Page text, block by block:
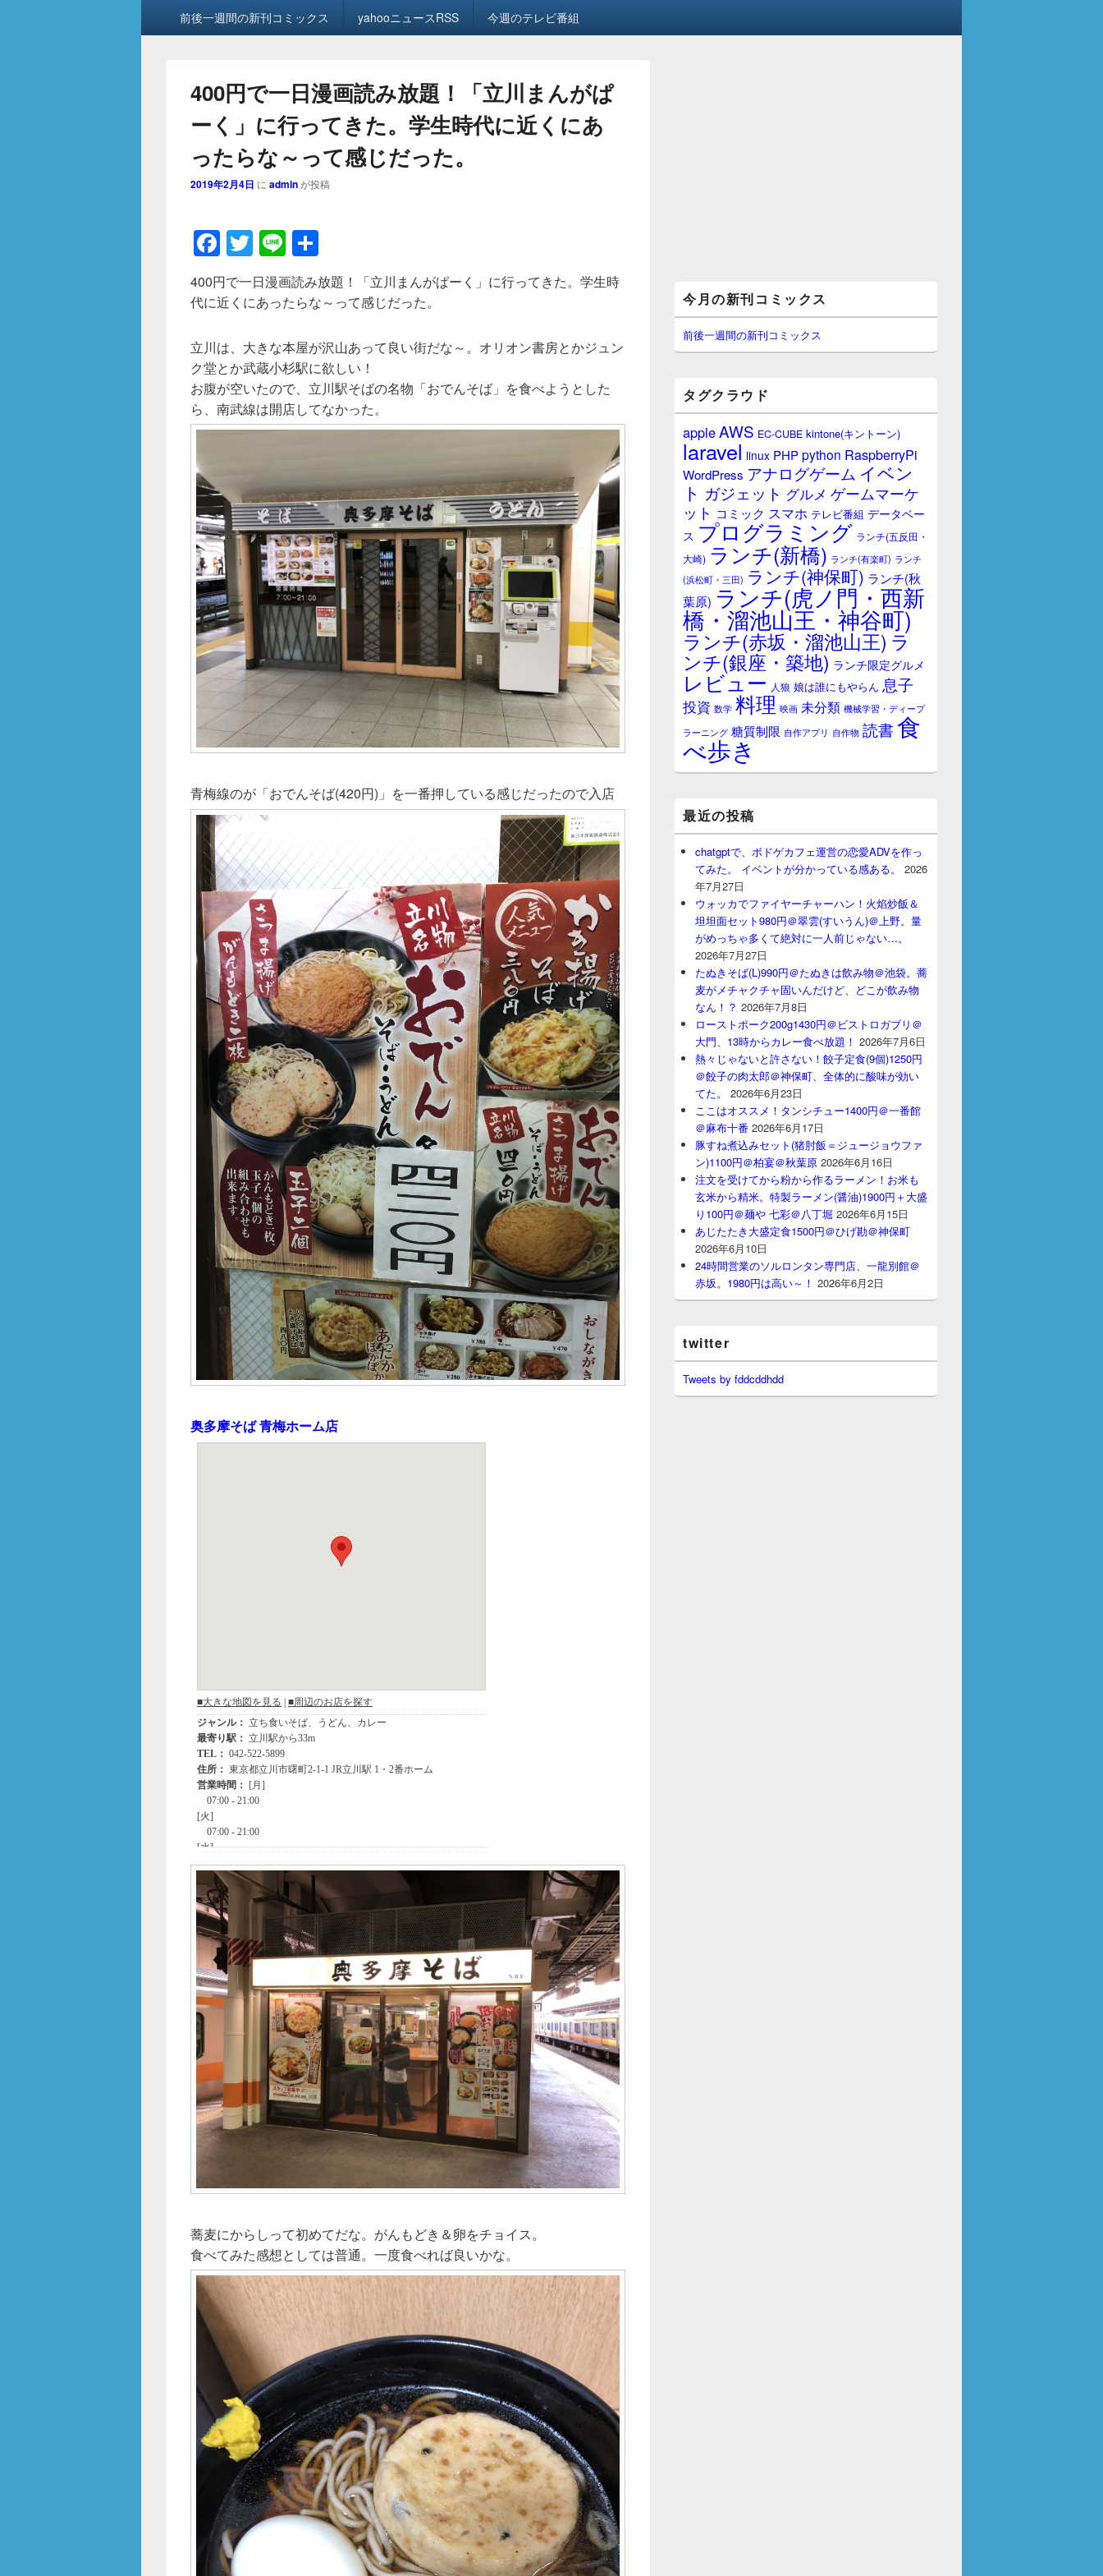
前後一週間の新刊コミックス yahooニュースRSS 今週のテレビ番組
400円で一日漫画読み放題！「立川まんがぱ
ーく」に行ってきた。学生時代に近くにあ
ったらな～って感じだった。
2019年2月4日 に adminが投稿
F
a
c
e
b
o
o
k
T
wi
tt
er
Li
n
e
有
400円で一日漫画読み放題！「立川まんがぱーく」に行ってきた。学生時
代に近くにあったらな～って感じだった。
立川は、大きな本屋が沢山あって良い街だな～。オリオン書房とかジュン
ク堂とか武蔵小杉駅に欲しい！
お腹が空いたので、立川駅そばの名物「おでんそば」を食べようとした
ら、南武線は開店してなかった。
青梅線のが「おでんそば(420円)」を一番押している感じだったので入店
奥多摩そば 青梅ホーム店
蕎麦にからしって初めてだな。がんもどき＆卵をチョイス。
食べてみた感想としては普通。一度食べれば良いかな。
イ
ン
サ
イ
ー
ジ
ッ
ト
今月の新刊コミックス
前後一週間の新刊コミックス
タグクラウド
appleAWS EC-CUBE kintone(キントーン)
laravel linux PHPpython RaspberryPi
WordPress アナログゲーム イベン
ト ガジェット グルメ ゲームマーケ
ット コミック スマホ テレビ番組 データベー
ス プログラミング ランチ(五反田・
大崎) ランチ(新橋) ランチ(有楽町) ランチ
(浜松町・三田) ランチ(神保町) ランチ(秋
葉原) ランチ(虎ノ門・西新
橋・溜池山王・神谷町)
ランチ(赤坂・溜池山王) ラ
ンチ(銀座・築地) ランチ限定グルメ
レビュー 人狼 娘は誰にもやらん 息子
投資 数学 料理 映画 未分類 機械学習・ディープ
ラーニング 糖質制限 自作アプリ 自作物 読書食
べ歩き
最近の投稿
chatgptで、ボドゲカフェ運営の恋愛ADVを作っ
てみた。 イベントが分かっている感ある。
2026
年7月27日
ウォッカでファイヤーチャーハン！火焰炒飯＆
坦坦面セット980円＠翠雲(すいうん)＠上野。量
がめっちゃ多くて絶対に一人前じゃない…。
2026年7月27日
たぬきそば(L)990円＠たぬきは飲み物＠池袋。蕎
麦がメチャクチャ固いんだけど、どこが飲み物
なん！？ 2026年7月8日
ローストポーク200g1430円＠ビストロガブリ＠
大門、13時からカレー食べ放題！ 2026年7月6日
熱々じゃないと許さない！餃子定食(9個)1250円
＠餃子の肉太郎＠神保町、全体的に酸味が効い
てた。
2026年6月23日
ここはオススメ！タンシチュー1400円＠一番館
＠麻布十番 2026年6月17日
豚すね煮込みセット(猪肘飯＝ジュージョウファ
ン)1100円＠柏宴＠秋葉原 2026年6月16日
注文を受けてから粉から作るラーメン！お米も
玄米から精米。特製ラーメン(醤油)1900円＋大盛
り100円＠麺や 七彩＠八丁堀 2026年6月15日
あじたたき大盛定食1500円＠ひげ勘＠神保町
2026年6月10日
24時間営業のソルロンタン専門店、一龍別館＠
赤坂。1980円は高い～！ 2026年6月2日
twitter
Tweets by fddcddhdd